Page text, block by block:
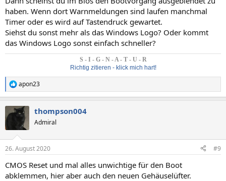
haben. Wenn dort Warnmeldungen sind laufen manchmal
Timer oder es wird auf Tastendruck gewartet.
Siehst du sonst mehr als das Windows Logo? Oder kommt
das Windows Logo sonst einfach schneller?
S - I - G - N - A - T - U - R
Richtig zitieren - klick mich hart!
R
e
k
e
:
apon23
thompson004
Admiral
26. August 2020 #9
CMOS Reset und mal alles unwichtige für den Boot
abklemmen, hier aber auch den neuen Gehäuselüfter.